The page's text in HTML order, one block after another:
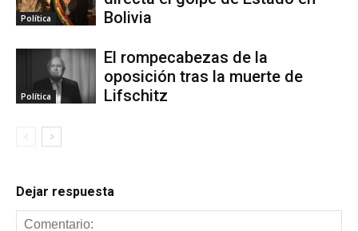
Política
Bolivia
Política
El rompecabezas de la
oposición tras la muerte de
Lifschitz
Dejar respuesta